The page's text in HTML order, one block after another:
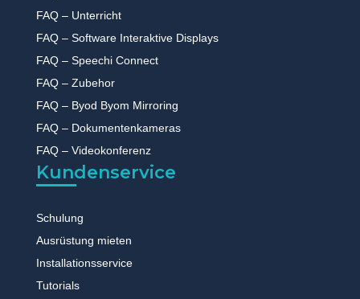
FAQ – Unterricht
FAQ – Software Interaktive Displays
FAQ – Speechi Connect
FAQ – Zubehor
FAQ – Byod Byom Mirroring
FAQ – Dokumentenkameras
FAQ – Videokonferenz
Kundenservice
Schulung
Ausrüstung mieten
Installationsservice
Tutorials